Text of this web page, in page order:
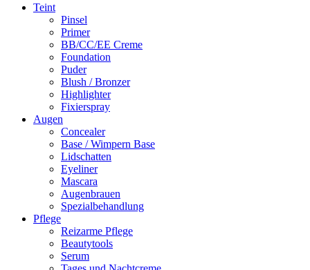
Primäres
Teint
Pinsel
Primer
BB/CC/EE Creme
Foundation
Puder
Blush / Bronzer
Highlighter
Fixierspray
Augen
Concealer
Base / Wimpern Base
Lidschatten
Eyeliner
Mascara
Augenbrauen
Spezialbehandlung
Pflege
Reizarme Pflege
Beautytools
Serum